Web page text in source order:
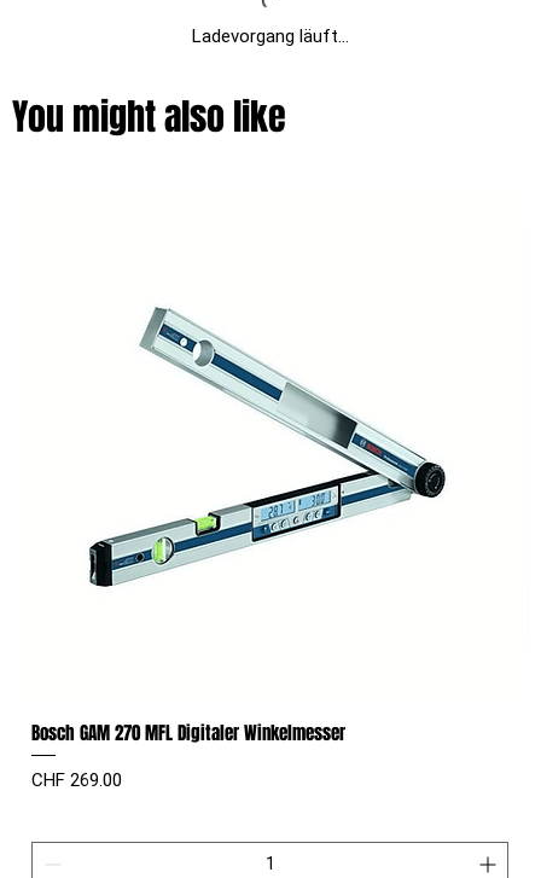
Ladevorgang läuft...
You might also like
Bosch GAM 270 MFL Digitaler Winkelmesser
Preis
CHF 269.00